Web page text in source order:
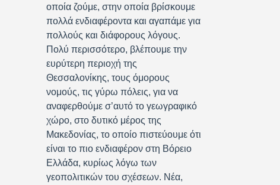
οποία ζούμε, στην οποία βρίσκουμε
πολλά ενδιαφέροντα και αγαπάμε για
πολλούς και διάφορους λόγους.
Πολύ περισσότερο, βλέπουμε την
ευρύτερη περιοχή της
Θεσσαλονίκης, τους όμορους
νομούς, τις γύρω πόλεις, για να
αναφερθούμε σ’αυτό το γεωγραφικό
χώρο, στο δυτικό μέρος της
Μακεδονίας, το οποίο πιστεύουμε ότι
είναι το πιο ενδιαφέρον στη Βόρειο
Ελλάδα, κυρίως λόγω των
γεοπολιτικών του σχέσεων. Νέα,